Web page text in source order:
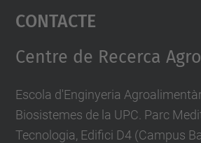
powered by
Contacte
Centre de Recerca
Escola d'Enginyeria
Biosistemes de la UPC. Parc
Tecnologia, Edifici D4 (Campus